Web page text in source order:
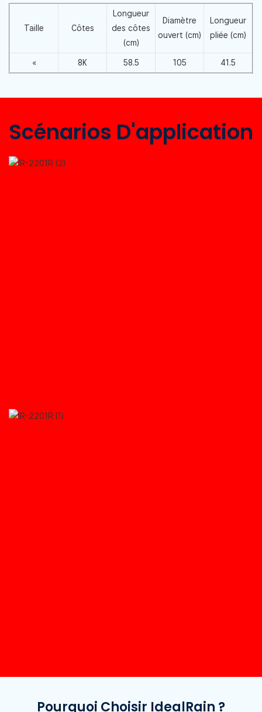
Taille Côtes
Longueur
des côtes
(cm)
Diamètre
ouvert (cm)
Longueur
pliée (cm)
« 8K 58.5 105 41.5
Scénarios D'application
Pourquoi Choisir IdealRain ?